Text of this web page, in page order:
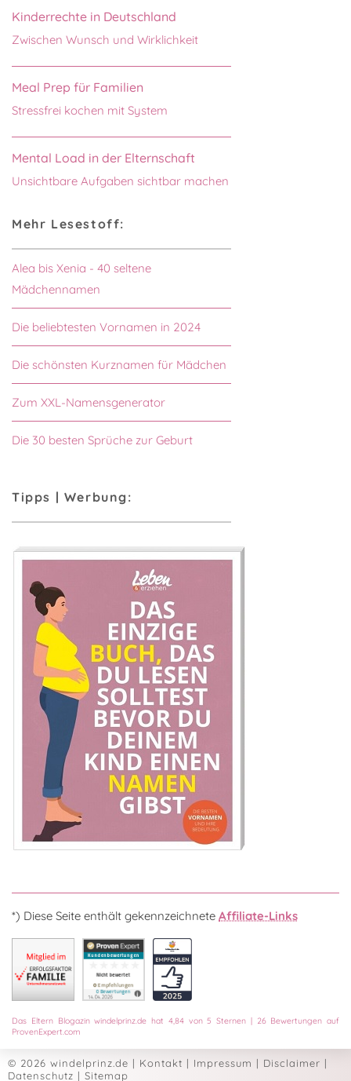
Kinderrechte in Deutschland
Zwischen Wunsch und Wirklichkeit
Meal Prep für Familien
Stressfrei kochen mit System
Mental Load in der Elternschaft
Unsichtbare Aufgaben sichtbar machen
Mehr Lesestoff:
Alea bis Xenia - 40 seltene
Mädchennamen
Die beliebtesten Vornamen in 2024
Die schönsten Kurznamen für Mädchen
Zum XXL-Namensgenerator
Die 30 besten Sprüche zur Geburt
Tipps | Werbung:
*) Diese Seite enthält gekennzeichnete Affiliate-Links
Das Eltern Blogazin windelprinz.de hat 4,84von5 Sternen | 26Bewertungen auf
ProvenExpert.com
© 2026 windelprinz.de | Kontakt | Impressum | Disclaimer |
Datenschutz | Sitemap